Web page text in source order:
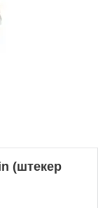
(штекер